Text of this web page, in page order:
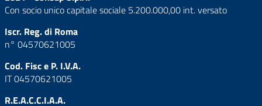
Con socio unico capitale sociale 5.200.000,00 int. versato
Iscr. Reg. di Roma
n° 04570621005
Cod. Fisc e P. I.V.A.
IT 04570621005
R.E.A.C.C.I.A.A.